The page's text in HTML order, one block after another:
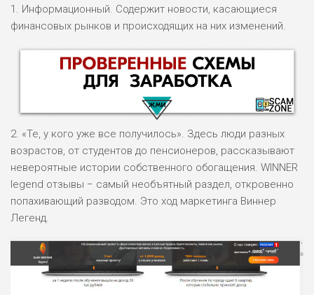
1. Информационный. Содержит новости, касающиеся
финансовых рынков и происходящих на них изменений.
ВСЕМ
0
РИСКИ: НИЗКИЕ
ДОХОД: ВЫСОКИЙ
2. «Те, у кого уже все получилось». Здесь люди разных
возрастов, от студентов до пенсионеров, рассказывают
невероятные истории собственного обогащения. WINNER
legend отзывы − самый необъятный раздел, откровенно
попахивающий разводом. Это ход маркетинга Виннер
Легенд.